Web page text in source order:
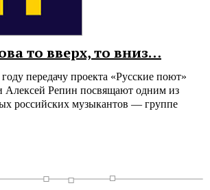
то вверх, то вниз…
передачу проекта «Русские поют»
Алексей Репин посвящают одним из
российских музыкантов — группе